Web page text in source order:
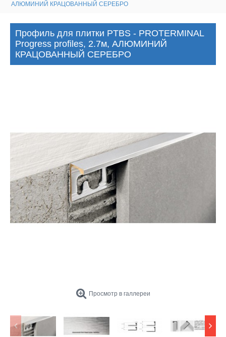
АЛЮМИНИЙ КРАЦОВАННЫЙ СЕРЕБРО
Профиль для плитки PTBS - PROTERMINAL
Progress profiles, 2.7м, АЛЮМИНИЙ
КРАЦОВАННЫЙ СЕРЕБРО
Просмотр в галлереи